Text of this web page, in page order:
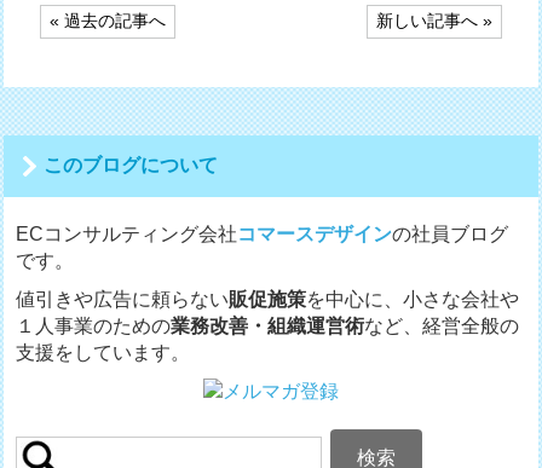
投
稿
ナ
ビ
ゲ
ー
シ
ョ
ン
« 過去の記事へ 新しい記事へ »
このブログについて
ECコンサルティング会社コマースデザインの社員ブログ
です。
値引きや広告に頼らない販促施策を中心に、小さな会社や
１人事業のための業務改善・組織運営術など、経営全般の
支援をしています。
検